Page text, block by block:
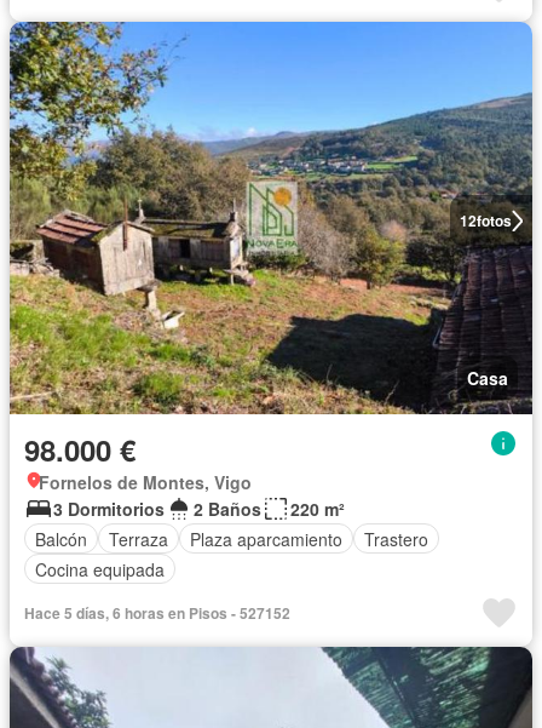
12fotos
Casa
98.000 €
Fornelos de Montes, Vigo
3 Dormitorios
2 Baños
220 m²
Balcón
Terraza Plaza aparcamiento
Trastero
Cocina equipada
Hace 5 días, 6 horas en Pisos - 527152